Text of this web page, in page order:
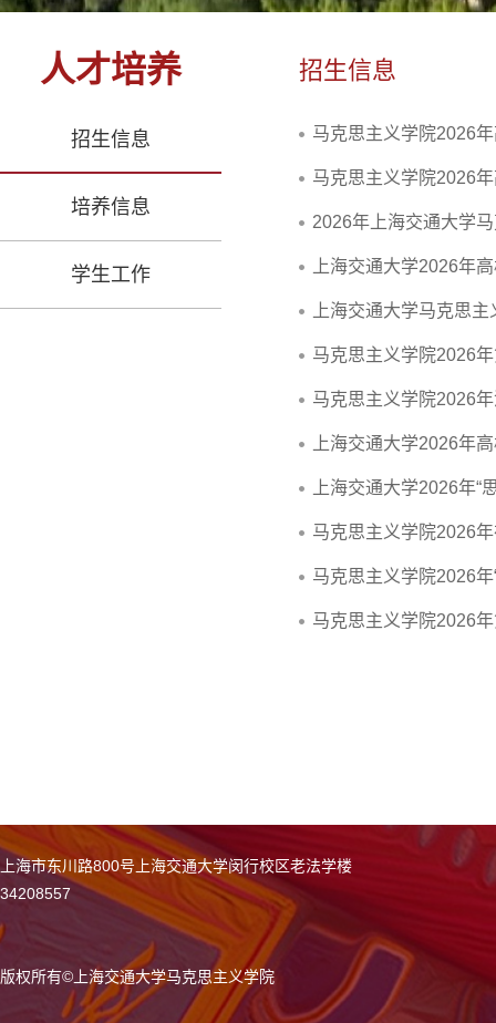
人才培养
招生信息
培养信息
学生工作
招生信息
马克思主义学院2026
马克思主义学院2026
2026年上海交通大学
上海交通大学2026年
上海交通大学马克思
马克思主义学院2026
马克思主义学院2026
上海交通大学2026年
上海交通大学2026年“
马克思主义学院2026
马克思主义学院2026
马克思主义学院2026
上海市东川路800号上海交通大学闵行校区老法学楼
34208557
版权所有© 上海交通大学马克思主义学院